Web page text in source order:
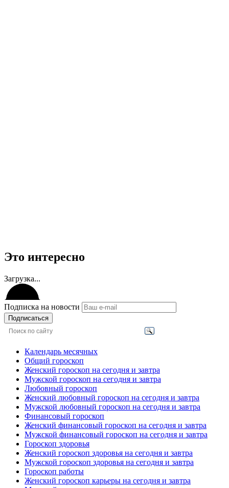
Это интересно
Загрузка...
Подписка на новости
Подписаться
Календарь месячных
Общий гороскоп
Женский гороскоп на сегодня и завтра
Мужской гороскоп на сегодня и завтра
Любовный гороскоп
Женский любовный гороскоп на сегодня и завтра
Мужской любовный гороскоп на сегодня и завтра
Финансовый гороскоп
Женский финансовый гороскоп на сегодня и завтра
Мужской финансовый гороскоп на сегодня и завтра
Гороскоп здоровья
Женский гороскоп здоровья на сегодня и завтра
Мужской гороскоп здоровья на сегодня и завтра
Гороскоп работы
Женский гороскоп карьеры на сегодня и завтра